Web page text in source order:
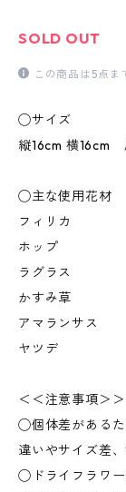
SOLD OUT
この商品は5点ま
◯サイズ
縦16cm 横16cm
◯主な使用花材
フィリカ
ホップ
ラグラス
かすみ草
アマランサス
ヤツデ
＜＜注意事項＞＞
◯個体差があるた
違いやサイズ差
◯ドライフラワー